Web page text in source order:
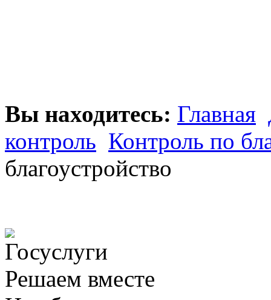
Вы находитесь: Главная
контроль Контроль по
благоустройство
Решаем вместе